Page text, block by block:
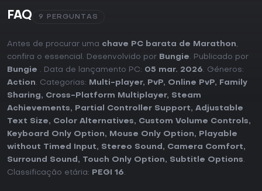
FAQ 9 PERGUNTAS
Antes de procurar uma chave PC barata de Marathon,
confira o essencial. Desenvolvido por Bungie. Publicado por
Bungie . Data de lançamento PC: 05 mar. 2026. Géneros:
Action. Categorias: Multi-player, PvP, Online PvP,
Family
Sharing, Cross-Platform Multiplayer, Steam
Achievements, Partial Controller Support, Adjustable
Text Size, Color Alternatives, Custom Volume Controls,
Keyboard Only Option, Mouse Only Option,
Playable
without Timed Input, Stereo Sound , Camera Comfort,
Surround Sound , Touch Only Option, Subtitle Options.
Classificação etária:
PEGI 16.